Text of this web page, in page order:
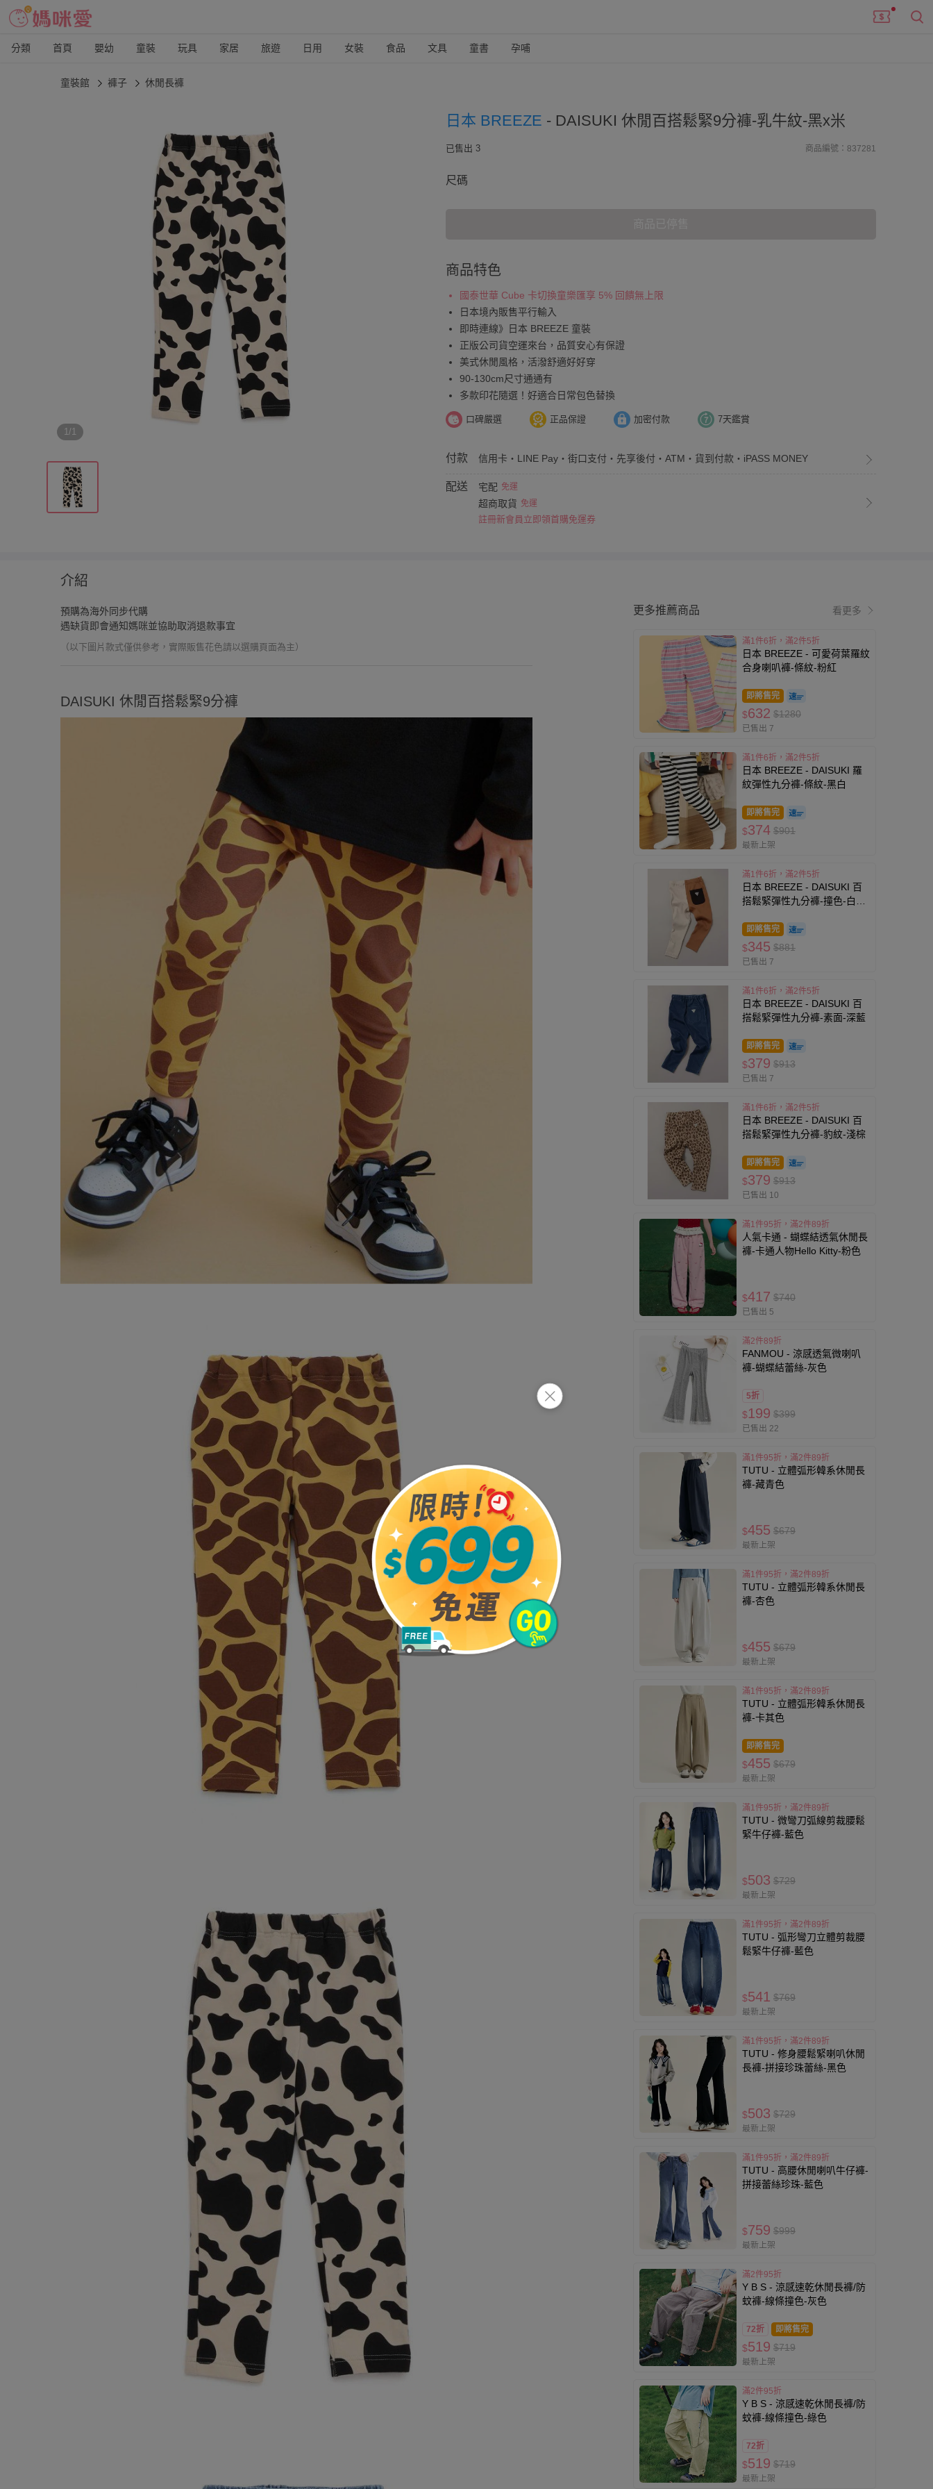
分類 首頁 嬰幼 童裝 玩具 家居 旅遊 日用 女裝 食品 文具 童書 孕哺
童裝館 褲子 休閒長褲
1/1
日本 BREEZE - DAISUKI 休閒百搭鬆緊9分褲-乳牛紋-黑x米
已售出 3 商品編號：837281
尺碼
商品特色
國泰世華 Cube 卡切換童樂匯享 5% 回饋無上限
日本境內販售平行輸入
即時連線》日本 BREEZE 童裝
正版公司貨空運來台，品質安心有保證
美式休閒風格，活潑舒適好好穿
90-130cm尺寸通通有
多款印花隨選！好適合日常包色替換
口碑嚴選 正品保證 加密付款 7天鑑賞
付款 信用卡・LINE Pay・街口支付・先享後付・ATM・貨到付款・iPASS MONEY
配送 宅配 免運
超商取貨 免運
註冊新會員立即領首購免運券
介紹
預購為海外同步代購
遇缺貨即會通知媽咪並協助取消退款事宜
（以下圖片款式僅供參考，實際販售花色請以選購頁面為主）
DAISUKI 休閒百搭鬆緊9分褲
更多推薦商品 看更多
滿1件6折，滿2件5折
日本 BREEZE - 可愛荷葉羅紋
合身喇叭褲-條紋-粉紅
即將售完
$632 $1280
已售出 7
滿1件6折，滿2件5折
日本 BREEZE - DAISUKI 羅
紋彈性九分褲-條紋-黑白
即將售完
$374 $901
最新上架
滿1件6折，滿2件5折
日本 BREEZE - DAISUKI 百
搭鬆緊彈性九分褲-撞色-白X
即將售完
$345 $881
已售出 7
滿1件6折，滿2件5折
日本 BREEZE - DAISUKI 百
搭鬆緊彈性九分褲-素面-深藍
即將售完
$379 $913
已售出 7
滿1件6折，滿2件5折
日本 BREEZE - DAISUKI 百
搭鬆緊彈性九分褲-豹紋-淺棕
即將售完
$379 $913
已售出 10
滿1件95折，滿2件89折
人氣卡通 - 蝴蝶結透氣休閒長
褲-卡通人物Hello Kitty-粉色
$417 $740
已售出 5
滿2件89折
FANMOU - 涼感透氣微喇叭
褲-蝴蝶結蕾絲-灰色
5折
$199 $399
已售出 22
滿1件95折，滿2件89折
TUTU - 立體弧形韓系休閒長
褲-藏青色
$455 $679
最新上架
滿1件95折，滿2件89折
TUTU - 立體弧形韓系休閒長
褲-杏色
$455 $679
最新上架
滿1件95折，滿2件89折
TUTU - 立體弧形韓系休閒長
褲-卡其色
即將售完
$455 $679
最新上架
滿1件95折，滿2件89折
TUTU - 微彎刀弧線剪裁腰鬆
緊牛仔褲-藍色
$503 $729
最新上架
滿1件95折，滿2件89折
TUTU - 弧形彎刀立體剪裁腰
鬆緊牛仔褲-藍色
$541 $769
最新上架
滿1件95折，滿2件89折
TUTU - 修身腰鬆緊喇叭休閒
長褲-拼接珍珠蕾絲-黑色
$503 $729
最新上架
滿1件95折，滿2件89折
TUTU - 高腰休閒喇叭牛仔褲-
拼接蕾絲珍珠-藍色
$759 $999
最新上架
滿2件95折
Y B S - 涼感速乾休閒長褲/防
蚊褲-線條撞色-灰色
72折 即將售完
$519 $719
最新上架
滿2件95折
Y B S - 涼感速乾休閒長褲/防
蚊褲-線條撞色-綠色
72折
$519 $719
最新上架